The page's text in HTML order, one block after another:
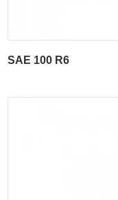
SAE 100 R6